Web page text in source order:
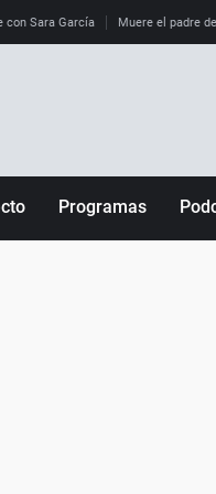
con Sara García Muere el padre
Programas